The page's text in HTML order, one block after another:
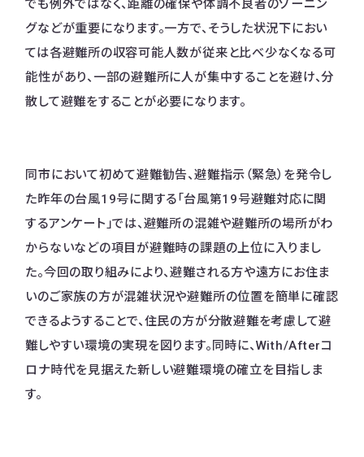
でも例外ではなく、距離の確保や体調不良者のゾーニン
グなどが重要になります。一方で、そうした状況下におい
ては各避難所の収容可能人数が従来と比べ少なくなる可
能性があり、一部の避難所に人が集中することを避け、分
散して避難をすることが必要になります。
同市において初めて避難勧告、避難指示（緊急）を発令し
た昨年の台風19号に関する「台風第19号避難対応に関
するアンケート」では、避難所の混雑や避難所の場所がわ
からないなどの項目が避難時の課題の上位に入りまし
た。今回の取り組みにより、避難される方や遠方にお住ま
いのご家族の方が混雑状況や避難所の位置を簡単に確認
できるようすることで、住民の方が分散避難を考慮して避
難しやすい環境の実現を図ります。同時に、With/Afterコ
ロナ時代を見据えた新しい避難環境の確立を目指しま
す。